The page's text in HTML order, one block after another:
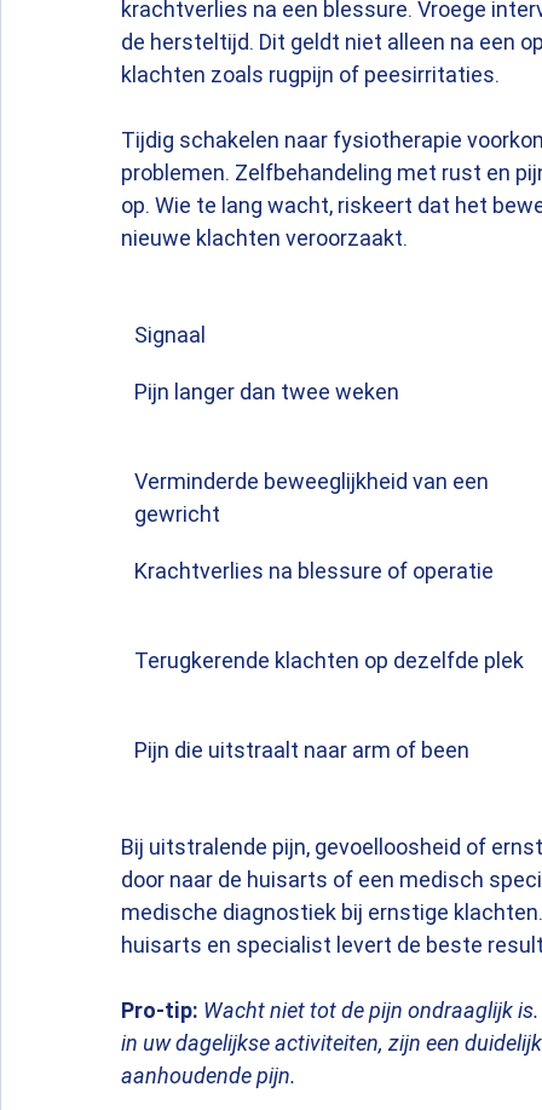
krachtverlies na een blessure. Vroege
de hersteltijd. Dit geldt niet alleen na een
klachten zoals rugpijn of peesirritaties.
Tijdig schakelen naar fysiotherapie
problemen. Zelfbehandeling met rust en
op. Wie te lang wacht, riskeert dat het
nieuwe klachten veroorzaakt.
Signaal
Pijn langer dan twee weken
Verminderde beweeglijkheid van een
gewricht
Krachtverlies na blessure of operatie
Terugkerende klachten op dezelfde plek
Pijn die uitstraalt naar arm of been
Bij uitstralende pijn, gevoelloosheid of
door naar de huisarts of een medisch
medische diagnostiek bij ernstige
huisarts en specialist levert de beste
Pro-tip: Wacht niet tot de pijn ondraaglijk
in uw dagelijkse activiteiten, zijn een
aanhoudende pijn.